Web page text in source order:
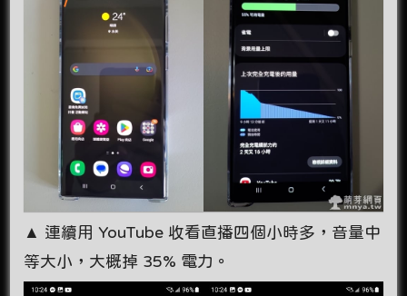
▲ 連續用 YouTube 收看直播四個小時多，音量中
等大小，大概掉 35% 電力。